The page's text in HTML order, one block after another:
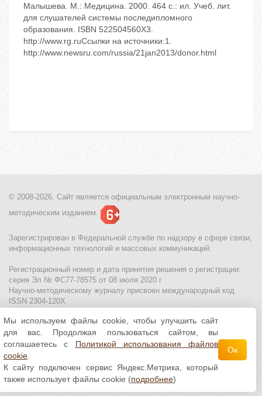
Малышева. М.: Медицина. 2000. 464 с.: ил. Учеб. лит.
для слушателей системы последипломного
образования. ISBN 522504560Х3.
http://www.rg.ruСсылки на источники:1.
http://www.newsru.com/russia/21jan2013/donor.html
© 2008-2026, Сайт является официальным электронным научно-
методическим изданием.
Зарегистрирован в Федеральной службе по надзору в сфере связи,
информационных технологий и массовых коммуникаций.
Регистрационный номер и дата принятия решения о регистрации:
серия Эл № ФС77-78575 от 08 июля 2020 г
Научно-методическому журналу присвоен международный код
ISSN 2304-120X
МЦИТО|Школьные олимпиады и онлайн конкурсы для детей
Политика использования файлов cookie| Политика обработки и
защиты персональных данных
Все материалы доступны полицензии Creative
Commons С указанием авторства 4.0 Всемирная
Мы используем файлы cookie, чтобы улучшить сайт
для вас. Продолжая пользоваться сайтом, вы
соглашаетесь с Политикой использования файлов
cookie
К сайту подключен сервис Яндекс.Метрика, который
также использует файлы cookie (подробнее)
Ок